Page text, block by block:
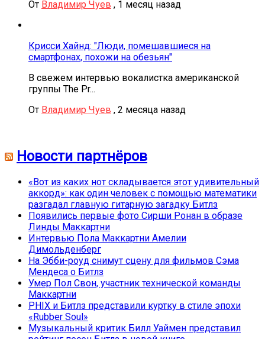
От Владимир Чуев , 1 месяц назад
Крисси Хайнд: "Люди, помешавшиеся на
смартфонах, похожи на обезьян"
В свежем интервью вокалистка американской
группы The Pr...
От Владимир Чуев , 2 месяца назад
Новости партнёров
«Вот из каких нот складывается этот удивительный
аккорд»: как один человек с помощью математики
разгадал главную гитарную загадку Битлз
Появились первые фото Сирши Ронан в образе
Линды Маккартни
Интервью Пола Маккартни Амелии
Димольденберг
На Эбби-роуд снимут сцену для фильмов Сэма
Мендеса о Битлз
Умер Пол Свон, участник технической команды
Маккартни
PHIX и Битлз представили куртку в стиле эпохи
«Rubber Soul»
Музыкальный критик Билл Уаймен представил